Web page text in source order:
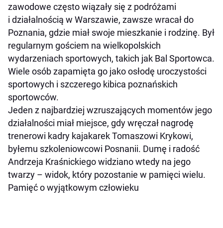
zawodowe często wiązały się z podróżami
i działalnością w Warszawie, zawsze wracał do
Poznania, gdzie miał swoje mieszkanie i rodzinę. Był
regularnym gościem na wielkopolskich
wydarzeniach sportowych, takich jak Bal Sportowca.
Wiele osób zapamięta go jako osłodę uroczystości
sportowych i szczerego kibica poznańskich
sportowców.
Jeden z najbardziej wzruszających momentów jego
działalności miał miejsce, gdy wręczał nagrodę
trenerowi kadry kajakarek Tomaszowi Krykowi,
byłemu szkoleniowcowi Posnanii. Dumę i radość
Andrzeja Kraśnickiego widziano wtedy na jego
twarzy – widok, który pozostanie w pamięci wielu.
Pamięć o wyjątkowym człowieku